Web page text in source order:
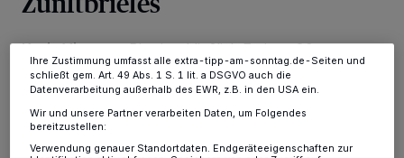
Kreis Viersen·Bis einschließlich Freitag, 20.
Dezember, gibt es im Kreisarchiv eine neue Ausstellung
zu sehen.
Einstellungen oder Ablehnen am unteren Rand der Webseite klicken.
Ihre Zustimmung umfasst alle extra-tipp-am-sonntag.de-Seiten und
schließt gem. Art. 49 Abs. 1 S. 1 lit. a DSGVO auch die
Datenverarbeitung außerhalb des EWR, z.B. in den USA ein.
Wir und unsere Partner verarbeiten Daten, um Folgendes
bereitzustellen:
Verwendung genauer Standortdaten. Endgeräteeigenschaften zur